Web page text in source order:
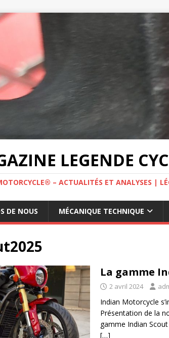
LEGENDE
– ACTUALITÉS ET ANALYSES |
DE NOUS MÉCANIQUE TECHNIQUE
La gamme
2 avril 2024
Indian Motorcycle
Présentation de la
gamme Indian
[…]